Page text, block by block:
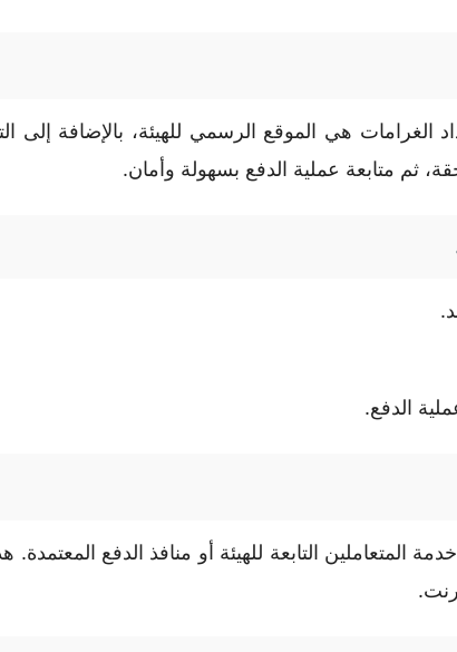
الغرامات هي الموقع الرسمي للهيئة، بالإضافة إلى
ثم متابعة عملية الدفع بسهولة وأمان.
الدفع.
المتعاملين التابعة للهيئة أو منافذ الدفع